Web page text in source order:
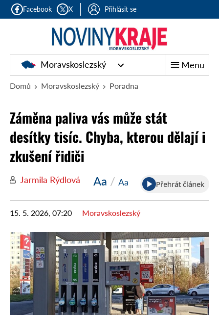
Facebook X Přihlásit se
Moravskoslezský Menu
Domů Moravskoslezský Poradna
Záměna paliva vás může stát
desítky tisíc. Chyba, kterou dělají i
zkušení řidiči
Jarmila Rýdlová Aa / Aa Přehrát článek
15. 5. 2026, 07:20 Moravskoslezský